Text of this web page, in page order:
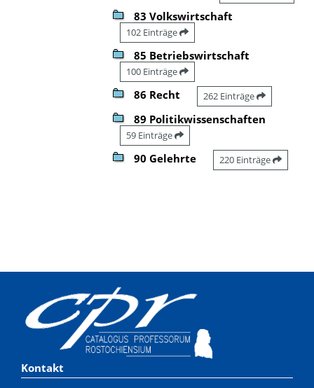
83 Volkswirtschaft
102 Einträge
85 Betriebswirtschaft
100 Einträge
86 Recht 262 Einträge
89 Politikwissenschaften
59 Einträge
90 Gelehrte 220 Einträge
Kontakt